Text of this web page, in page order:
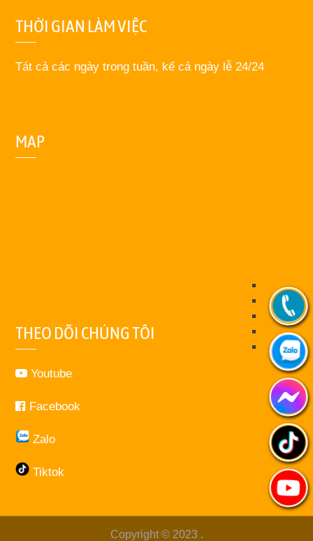
THỜI GIAN LÀM VIỆC
Tát cả các ngày trong tuần, kể cả ngày lễ 24/24
MAP
THEO DÕI CHÚNG TÔI
Youtube
Facebook
Zalo
Tiktok
Copyright © 2023 .